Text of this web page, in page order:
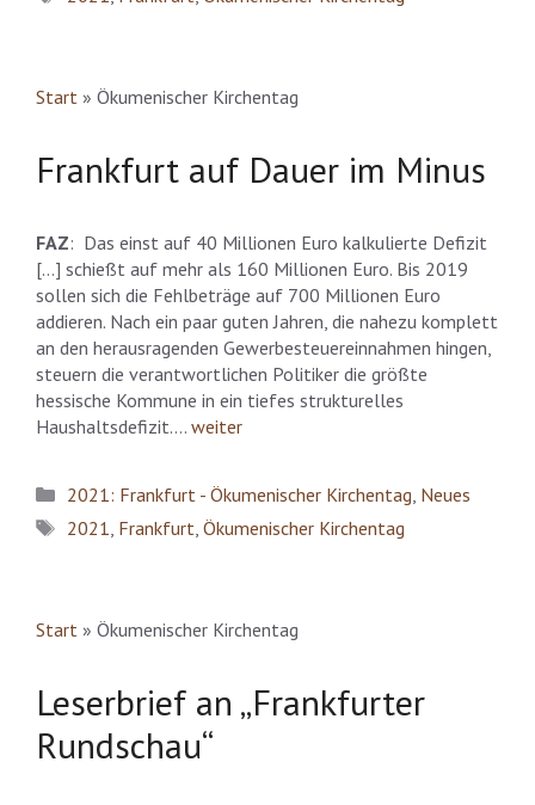
Start » Ökumenischer Kirchentag
Frankfurt auf Dauer im Minus
FAZ: Das einst auf 40 Millionen Euro kalkulierte Defizit
[…] schießt auf mehr als 160 Millionen Euro. Bis 2019
sollen sich die Fehlbeträge auf 700 Millionen Euro
addieren. Nach ein paar guten Jahren, die nahezu komplett
an den herausragenden Gewerbesteuereinnahmen hingen,
steuern die verantwortlichen Politiker die größte
hessische Kommune in ein tiefes strukturelles
Haushaltsdefizit…. weiter
Kategorien
2021: Frankfurt - Ökumenischer Kirchentag, Neues
Schlagwörter
2021, Frankfurt, Ökumenischer Kirchentag
Start » Ökumenischer Kirchentag
Leserbrief an „Frankfurter
Rundschau“